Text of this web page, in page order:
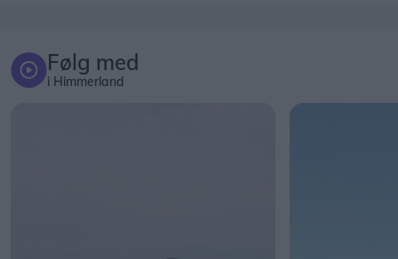
Følg med
i Himmerland